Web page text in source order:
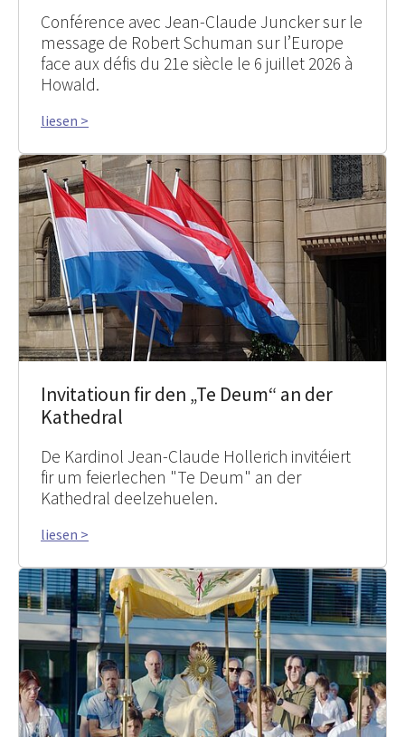
Conférence avec Jean-Claude Juncker sur le
message de Robert Schuman sur l’Europe
face aux défis du 21e siècle le 6 juillet 2026 à
Howald.
liesen >
Invitatioun fir den „Te Deum“ an der
Kathedral
De Kardinol Jean-Claude Hollerich invitéiert
fir um feierlechen "Te Deum" an der
Kathedral deelzehuelen.
liesen >